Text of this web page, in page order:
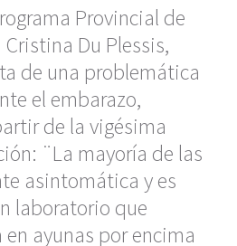
Provincial de
Du Plessis,
de una problemática
el embarazo,
de la vigésima
¨La mayoría de las
asintomática y es
laboratorio que
ayunas por encima